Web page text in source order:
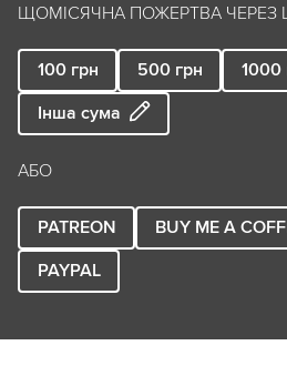
ЩОМІСЯЧНА ПОЖЕРТВА ЧЕРЕЗ
100 грн 500 грн 1000
Інша сума
АБО
PATREON BUY ME A
PAYPAL